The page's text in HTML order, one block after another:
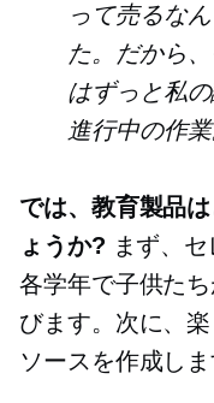
って売るな
た。だから
はずっと私の
進行中の作業
では、教育製品
ょうか? まず、
各学年で子供た
びます。次に、
ソースを作成しま